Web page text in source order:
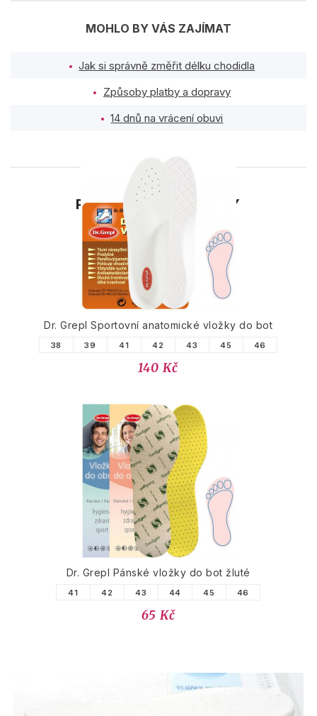
MOHLO BY VÁS ZAJÍMAT
Jak si správně změřit délku chodidla
Způsoby platby a dopravy
14 dnů na vrácení obuvi
PODOBNÉ PRODUKTY
Dr. Grepl Sportovní anatomické vložky do bot
38 39 41 42 43 45 46
140 Kč
Dr. Grepl Pánské vložky do bot žluté
41 42 43 44 45 46
65 Kč